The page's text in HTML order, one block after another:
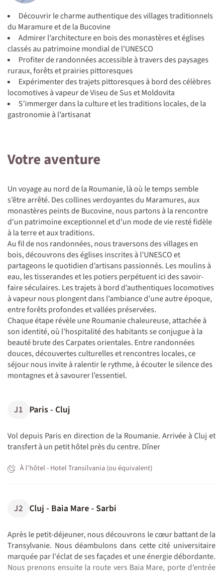
Découvrir le charme authentique des villages traditionnels
du Maramure et de la Bucovine
Admirer l’architecture en bois des monastères et églises
classés au patrimoine mondial de l’UNESCO
Profiter de randonnées accessible à travers des paysages
ruraux, forêts et prairies pittoresques
Expérimenter des trajets pittoresques à bord des célèbres
locomotives à vapeur de Viseu de Sus et Moldovita
S’immerger dans la culture et les traditions locales, de la
gastronomie à l’artisanat
Votre aventure
Un voyage au nord de la Roumanie, là où le temps semble
s’être arrêté. Des collines verdoyantes du Maramures, aux
monastères peints de Bucovine, nous partons à la rencontre
d’un patrimoine exceptionnel et d’un mode de vie resté fidèle
à la terre et aux traditions.
Au fil de nos randonnées, nous traversons des villages en
bois, découvrons des églises inscrites à l’UNESCO et
partageons le quotidien d’artisans passionnés. Les moulins à
eau, les tisserandes et les potiers perpétuent ici des savoir-
faire séculaires. Les trajets à bord d’authentiques locomotives
à vapeur nous plongent dans l’ambiance d’une autre époque,
entre forêts profondes et vallées préservées.
Chaque étape révèle une Roumanie chaleureuse, attachée à
son identité, où l’hospitalité des habitants se conjugue à la
beauté brute des Carpates orientales. Entre randonnées
douces, découvertes culturelles et rencontres locales, ce
séjour nous invite à ralentir le rythme, à écouter le silence des
montagnes et à savourer l’essentiel.
J1 Paris - Cluj
Vol depuis Paris en direction de la Roumanie. Arrivée à Cluj et
transfert à un petit hôtel près du centre. Dîner
À l'hôtel - Hotel Transilvania (ou équivalent)
J2 Cluj - Baia Mare - Sarbi
Après le petit-déjeuner, nous découvrons le cœur battant de la
Transylvanie. Nous déambulons dans cette cité universitaire
marquée par l'éclat de ses façades et une énergie débordante.
Nous prenons ensuite la route vers Baia Mare, porte d’entrée